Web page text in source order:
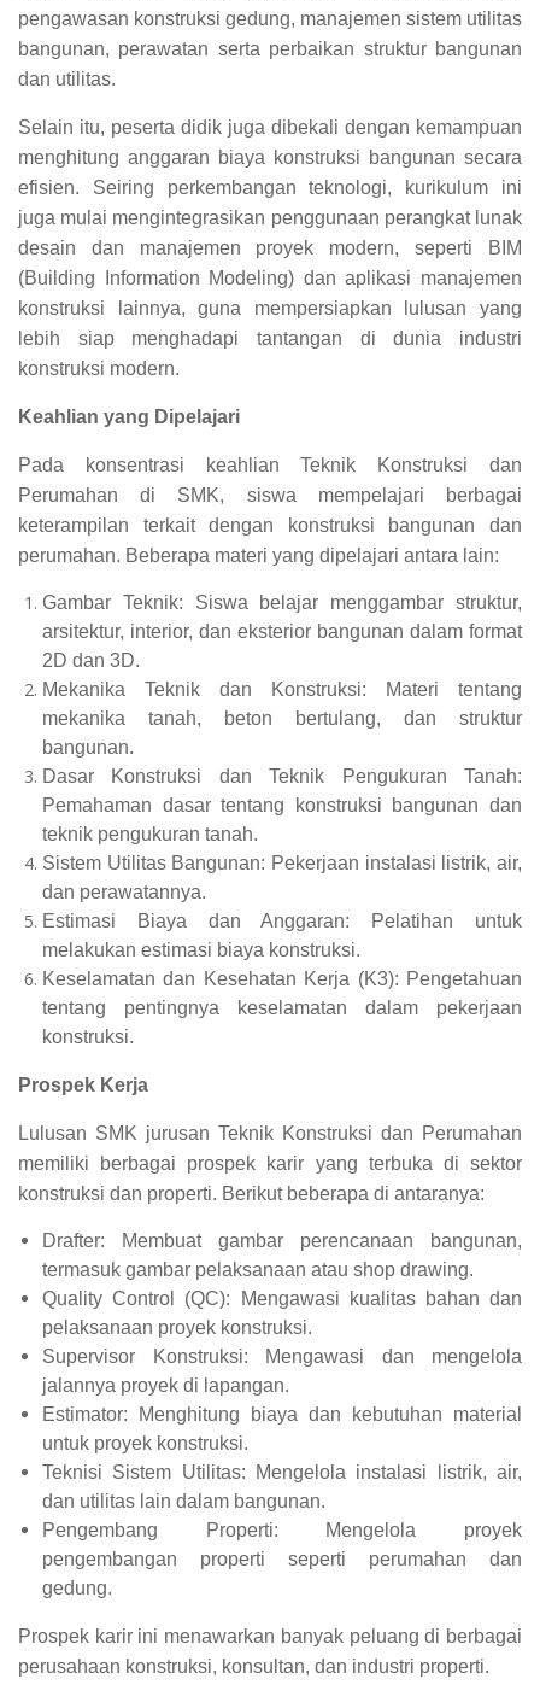
pengawasan konstruksi gedung, manajemen sistem utilitas
bangunan, perawatan serta perbaikan struktur bangunan
dan utilitas.
Selain itu, peserta didik juga dibekali dengan kemampuan
menghitung anggaran biaya konstruksi bangunan secara
efisien. Seiring perkembangan teknologi, kurikulum ini
juga mulai mengintegrasikan penggunaan perangkat lunak
desain dan manajemen proyek modern, seperti BIM
(Building Information Modeling) dan aplikasi manajemen
konstruksi lainnya, guna mempersiapkan lulusan yang
lebih siap menghadapi tantangan di dunia industri
konstruksi modern.
Keahlian yang Dipelajari
Pada konsentrasi keahlian Teknik Konstruksi dan
Perumahan di SMK, siswa mempelajari berbagai
keterampilan terkait dengan konstruksi bangunan dan
perumahan. Beberapa materi yang dipelajari antara lain:
Gambar Teknik: Siswa belajar menggambar struktur,
arsitektur, interior, dan eksterior bangunan dalam format
2D dan 3D.
Mekanika Teknik dan Konstruksi: Materi tentang
mekanika tanah, beton bertulang, dan struktur
bangunan.
Dasar Konstruksi dan Teknik Pengukuran Tanah:
Pemahaman dasar tentang konstruksi bangunan dan
teknik pengukuran tanah.
Sistem Utilitas Bangunan: Pekerjaan instalasi listrik, air,
dan perawatannya.
Estimasi Biaya dan Anggaran: Pelatihan untuk
melakukan estimasi biaya konstruksi.
Keselamatan dan Kesehatan Kerja (K3): Pengetahuan
tentang pentingnya keselamatan dalam pekerjaan
konstruksi.
Prospek Kerja
Lulusan SMK jurusan Teknik Konstruksi dan Perumahan
memiliki berbagai prospek karir yang terbuka di sektor
konstruksi dan properti. Berikut beberapa di antaranya:
Drafter: Membuat gambar perencanaan bangunan,
termasuk gambar pelaksanaan atau shop drawing.
Quality Control (QC): Mengawasi kualitas bahan dan
pelaksanaan proyek konstruksi.
Supervisor Konstruksi: Mengawasi dan mengelola
jalannya proyek di lapangan.
Estimator: Menghitung biaya dan kebutuhan material
untuk proyek konstruksi.
Teknisi Sistem Utilitas: Mengelola instalasi listrik, air,
dan utilitas lain dalam bangunan.
Pengembang Properti: Mengelola proyek
pengembangan properti seperti perumahan dan
gedung.
Prospek karir ini menawarkan banyak peluang di berbagai
perusahaan konstruksi, konsultan, dan industri properti.